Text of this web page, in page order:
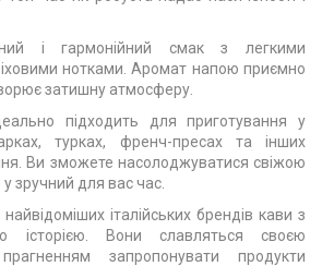
і гармонійний смак з легкими
нотками. Аромат напою приємно
затишну атмосферу.
підходить для приготування у
турках, френч-пресах та інших
Ви зможете насолоджуватися свіжою
зручний для вас час.
італійських брендів кави з
історією. Вони славляться своєю
запропонувати продукти